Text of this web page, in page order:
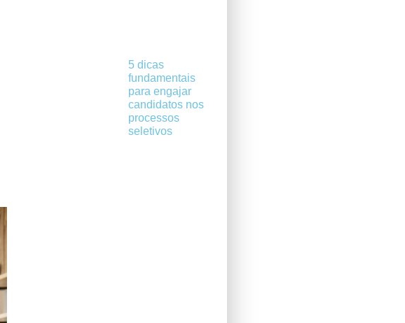
5 dicas
fundamentais
para engajar
candidatos nos
processos
seletivos